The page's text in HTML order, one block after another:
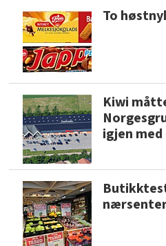
To
Kiwi
igjen